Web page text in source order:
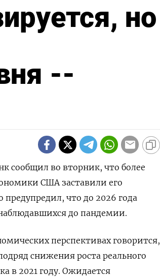
но
--
во вторник, что более
США заставили его
что до 2026 года
до пандемии.
перспективах говорится,
снижения роста реального
в 2021 году. Ожидается